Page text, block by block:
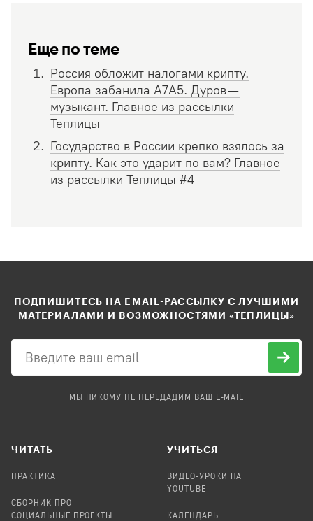
Еще по теме
Россия обложит налогами крипту.
Европа забанила A7A5. Дуров —
музыкант. Главное из рассылки
Теплицы
Государство в России крепко взялось за
крипту. Как это ударит по вам? Главное
из рассылки Теплицы #4
ПОДПИШИТЕСЬ НА EMAIL-РАССЫЛКУ С ЛУЧШИМИ
МАТЕРИАЛАМИ И ВОЗМОЖНОСТЯМИ «ТЕПЛИЦЫ»
МЫ НИКОМУ НЕ ПЕРЕДАДИМ ВАШ E-MAIL
ЧИТАТЬ
ПРАКТИКА
СБОРНИК ПРО
СОЦИАЛЬНЫЕ ПРОЕКТЫ
УЧИТЬСЯ
ВИДЕО-УРОКИ НА
YOUTUBE
КАЛЕНДАРЬ